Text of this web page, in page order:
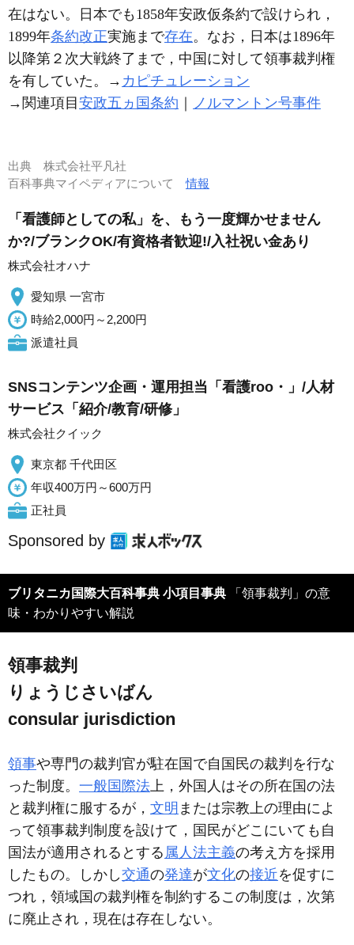
在はない。日本でも1858年安政仮条約で設けられ，
1899年条約改正実施まで存在。なお，日本は1896年
以降第２次大戦終了まで，中国に対して領事裁判権
を有していた。→ カピチュレーション
→関連項目 安政五ヵ国条約 ノルマントン号事件
出典 株式会社平凡社
百科事典マイペディアについて情報
「看護師としての私」を、もう一度輝かせません
か?/ブランクOK/有資格者歓迎!/入社祝い金あり
株式会社オハナ
愛知県 一宮市
時給2,000円～2,200円
派遣社員
SNSコンテンツ企画・運用担当「看護roo・」/人材
サービス「紹介/教育/研修」
株式会社クイック
東京都 千代田区
年収400万円～600万円
正社員
Sponsored by
ブリタニカ国際大百科事典 小項目事典 「領事裁判」の意
味・わかりやすい解説
領事裁判
りょうじさいばん
consular jurisdiction
領事や専門の裁判官が駐在国で自国民の裁判を行な
った制度。 一般国際法 上，外国人はその所在国の法
と裁判権に服するが， 文明 または宗教上の理由によ
って領事裁判制度を設けて，国民がどこにいても自
国法が適用されるとする 属人法主義の考え方を採用
したもの。しかし交通の発達が文化の接近を促すに
つれ，領域国の裁判権を制約するこの制度は，次第
に廃止され，現在は存在しない。